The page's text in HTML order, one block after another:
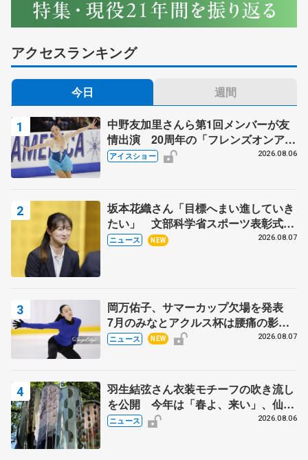
アクセスランキング
今日 週間
中野友加里さんら第1回メンバーが友
情出演 20周年の「フレンズオンアイ
ス」 宮本賢二さん、有川梨絵さん、
アイスショー 2026.08.06
坂本花織さん「目標へまい進していき
たい」 文部科学省スポーツ表彰式で
代表謝辞
ニュース NEW 2026.08.07
岡万佑子、サマーカップ欠場を発表
7月のみなとアクルス杯は腰痛の影響
で
ニュース NEW 2026.08.07
羽生結弦さん衣装モチーフの吹き流し
を公開 今年は「春よ、来い」、仙台
の瑞鳳殿
ニュース 2026.08.06